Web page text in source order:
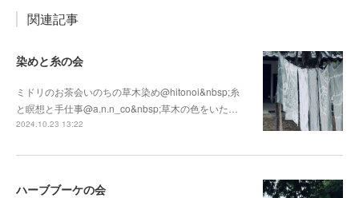
関連記事
染めと糸の会
ミドリのお茶会いのちの草木染め@hitonoi&nbsp;糸
と瞑想と手仕事@a.n.n_co&nbsp;草木の色をいた…
2024.10.23 13:22
ハーブブーケの会